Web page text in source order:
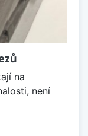
na
není